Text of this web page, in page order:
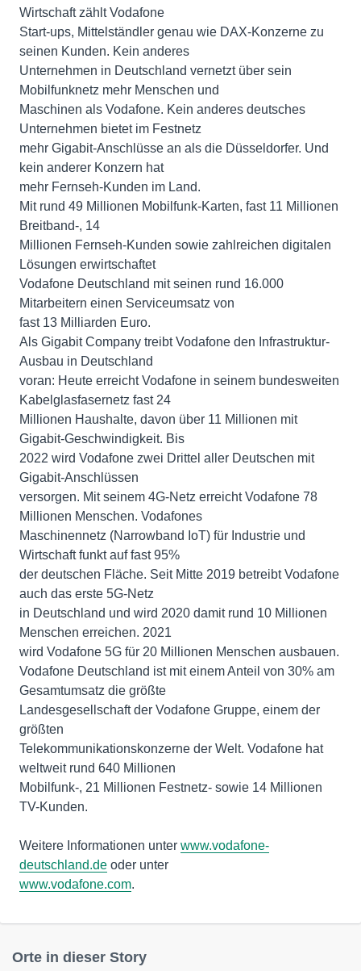
Wirtschaft zählt Vodafone
Start-ups, Mittelständler genau wie DAX-Konzerne zu
seinen Kunden. Kein anderes
Unternehmen in Deutschland vernetzt über sein
Mobilfunknetz mehr Menschen und
Maschinen als Vodafone. Kein anderes deutsches
Unternehmen bietet im Festnetz
mehr Gigabit-Anschlüsse an als die Düsseldorfer. Und
kein anderer Konzern hat
mehr Fernseh-Kunden im Land.
Mit rund 49 Millionen Mobilfunk-Karten, fast 11 Millionen
Breitband-, 14
Millionen Fernseh-Kunden sowie zahlreichen digitalen
Lösungen erwirtschaftet
Vodafone Deutschland mit seinen rund 16.000
Mitarbeitern einen Serviceumsatz von
fast 13 Milliarden Euro.
Als Gigabit Company treibt Vodafone den Infrastruktur-
Ausbau in Deutschland
voran: Heute erreicht Vodafone in seinem bundesweiten
Kabelglasfasernetz fast 24
Millionen Haushalte, davon über 11 Millionen mit
Gigabit-Geschwindigkeit. Bis
2022 wird Vodafone zwei Drittel aller Deutschen mit
Gigabit-Anschlüssen
versorgen. Mit seinem 4G-Netz erreicht Vodafone 78
Millionen Menschen. Vodafones
Maschinennetz (Narrowband IoT) für Industrie und
Wirtschaft funkt auf fast 95%
der deutschen Fläche. Seit Mitte 2019 betreibt Vodafone
auch das erste 5G-Netz
in Deutschland und wird 2020 damit rund 10 Millionen
Menschen erreichen. 2021
wird Vodafone 5G für 20 Millionen Menschen ausbauen.
Vodafone Deutschland ist mit einem Anteil von 30% am
Gesamtumsatz die größte
Landesgesellschaft der Vodafone Gruppe, einem der
größten
Telekommunikationskonzerne der Welt. Vodafone hat
weltweit rund 640 Millionen
Mobilfunk-, 21 Millionen Festnetz- sowie 14 Millionen
TV-Kunden.
Weitere Informationen unter www.vodafone-
deutschland.de
www.vodafone.com.
Orte in dieser Story